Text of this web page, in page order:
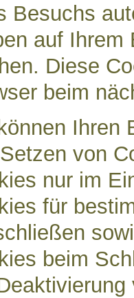
Besuchs
auf
Diese
beim
Ihren
von
nur im
für
beim